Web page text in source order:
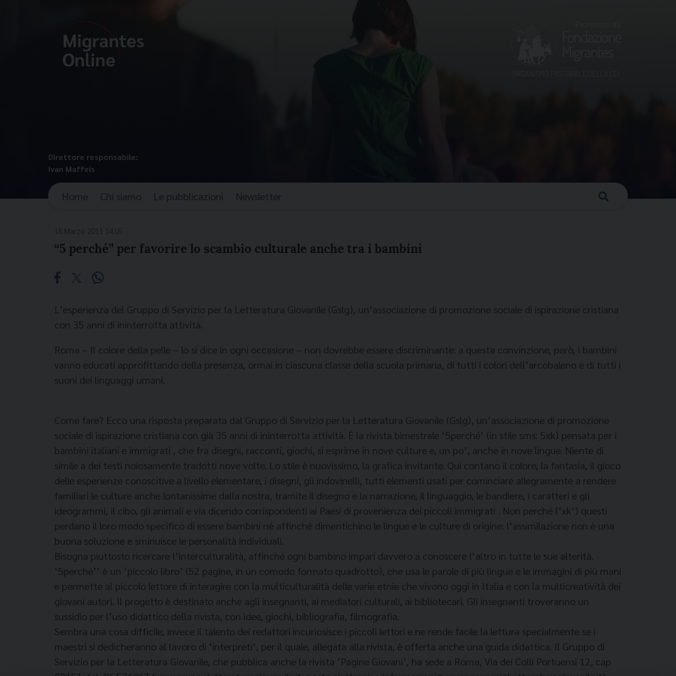
Direttore responsabile:
Ivan Maffeis
Home Chi siamo Le pubblicazioni Newsletter
“5 perché” per favorire lo scambio culturale anche tra i bambini
L’esperienza del Gruppo di Servizio per la Letteratura Giovanile (Gslg), un’associazione di promozione sociale di ispirazione cristiana
con 35 anni di ininterrotta attività.
Roma – Il colore della pelle – lo si dice in ogni occasione – non dovrebbe essere discriminante: a questa convinzione, però, i bambini
vanno educati approfittando della presenza, ormai in ciascuna classe della scuola primaria, di tutti i colori dell’arcobaleno e di tutti i
suoni dei linguaggi umani.
Come fare? Ecco una risposta preparata dal Gruppo di Servizio per la Letteratura Giovanile (Gslg), un’associazione di promozione
sociale di ispirazione cristiana con già 35 anni di ininterrotta attività. È la rivista bimestrale ‘5perché’ (in stile sms: 5xk) pensata per i
bambini italiani e immigrati , che fra disegni, racconti, giochi, si esprime in nove culture e, un po’, anche in nove lingue. Niente di
simile a dei testi noiosamente tradotti nove volte. Lo stile è nuovissimo, la grafica invitante. Qui contano il colore, la fantasia, il gioco
delle esperienze conoscitive a livello elementare, i disegni, gli indovinelli, tutti elementi usati per cominciare allegramente a rendere
familiari le culture anche lontanissime dalla nostra, tramite il disegno e la narrazione, il linguaggio, le bandiere, i caratteri e gli
ideogrammi, il cibo, gli animali e via dicendo corrispondenti ai Paesi di provenienza dei piccoli immigrati . Non perché (‘xk’) questi
perdano il loro modo specifico di essere bambini né affinché dimentichino le lingue e le culture di origine: l’assimilazione non è una
buona soluzione e sminuisce le personalità individuali.
Bisogna piuttosto ricercare l’interculturalità, affinché ogni bambino impari davvero a conoscere l’altro in tutte le sue alterità.
‘5perché’’ è un ‘piccolo libro’ (52 pagine, in un comodo formato quadrotto), che usa le parole di più lingue e le immagini di più mani
e permette al piccolo lettore di interagire con la multiculturalità delle varie etnie che vivono oggi in Italia e con la multicreatività dei
giovani autori. Il progetto è destinato anche agli insegnanti, ai mediatori culturali, ai bibliotecari. Gli insegnanti troveranno un
sussidio per l’uso didattico della rivista, con idee, giochi, bibliografia, filmografia.
Sembra una cosa difficile, invece il talento dei redattori incuriosisce i piccoli lettori e ne rende facile la lettura specialmente se i
maestri si dedicheranno al lavoro di ‘interpreti’, per il quale, allegata alla rivista, è offerta anche una guida didattica. Il Gruppo di
Servizio per la Letteratura Giovanile, che pubblica anche la rivista ‘Pagine Giovani’, ha sede a Roma, Via dei Colli Portuensi 12, cap